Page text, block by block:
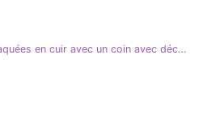
ARTIKER Sandales féminines laquées en cuir avec un coin avec décoration Artker 56C1564 Black noir